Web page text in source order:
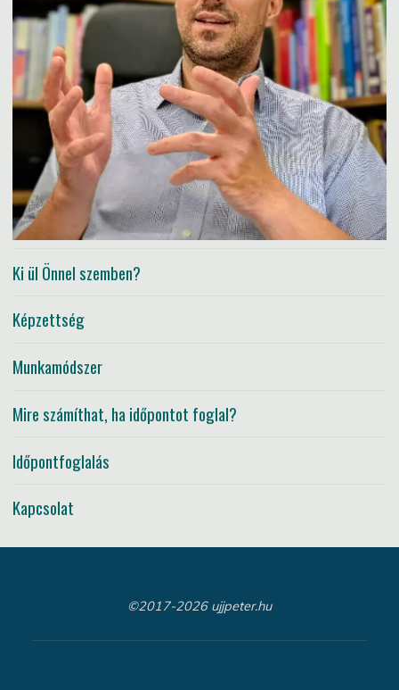
Ki ül Önnel szemben?
Képzettség
Munkamódszer
Mire számíthat, ha időpontot foglal?
Időpontfoglalás
Kapcsolat
©2017-2026 ujjpeter.hu